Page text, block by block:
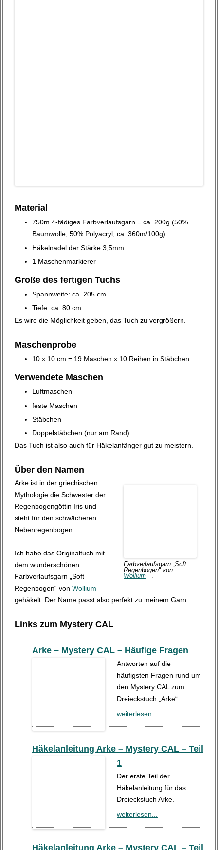
Material
750m 4-fädiges Farbverlaufsgarn = ca. 200g (50%
Baumwolle, 50% Polyacryl; ca. 360m/100g)
Häkelnadel der Stärke 3,5mm
1 Maschenmarkierer
Größe des fertigen Tuchs
Spannweite: ca. 205 cm
Tiefe: ca. 80 cm
Es wird die Möglichkeit geben, das Tuch zu vergrößern.
Maschenprobe
10 x 10 cm = 19 Maschen x 10 Reihen in Stäbchen
Verwendete Maschen
Luftmaschen
feste Maschen
Stäbchen
Doppelstäbchen (nur am Rand)
Das Tuch ist also auch für Häkelanfänger gut zu meistern.
Über den Namen
Farbverlaufsgarn „Soft
Regenbogen“ von
Wollium
.
Arke ist in der griechischen
Mythologie die Schwester der
Regenbogengöttin Iris und
steht für den schwächeren
Nebenregenbogen.
Ich habe das Originaltuch mit
dem wunderschönen
Farbverlaufsgarn „Soft
Regenbogen“ von Wollium
gehäkelt. Der Name passt also perfekt zu meinem Garn.
Links zum Mystery CAL
Arke – Mystery CAL – Häufige Fragen
Antworten auf die
häufigsten Fragen rund um
den Mystery CAL zum
Dreieckstuch „Arke“.
weiterlesen...
Häkelanleitung Arke – Mystery CAL – Teil
1
Der erste Teil der
Häkelanleitung für das
Dreieckstuch Arke.
weiterlesen...
Häkelanleitung Arke – Mystery CAL – Teil